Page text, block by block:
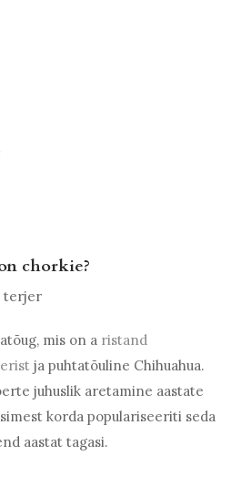
chorkie?
mis on a ristand
ja puhtatõuline Chihuahua.
juhuslik aretamine aastate
korda populariseeriti seda
aastat tagasi.